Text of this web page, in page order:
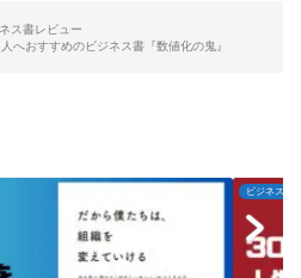
ス書レビュー
へおすすめのビジネス書『数値化の鬼』
ビジネス書